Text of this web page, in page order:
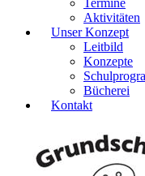
Termine
Aktivitäten
Unser Konzept
Leitbild
Konzepte
Bücherei
Kontakt